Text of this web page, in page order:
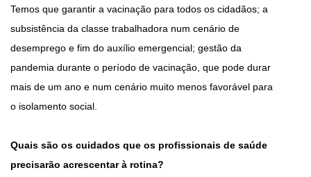
Temos que garantir a vacinação para todos os cidadãos; a
subsistência da classe trabalhadora num cenário de
desemprego e fim do auxílio emergencial; gestão da
pandemia durante o período de vacinação, que pode durar
mais de um ano e num cenário muito menos favorável para
o isolamento social.
Quais são os cuidados que os profissionais de saúde
precisarão acrescentar à rotina?